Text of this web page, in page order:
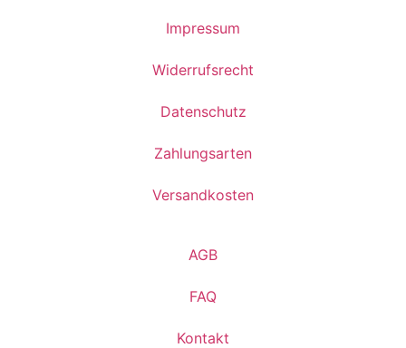
Impressum
Widerrufsrecht
Datenschutz
Zahlungsarten
Versandkosten
AGB
FAQ
Kontakt